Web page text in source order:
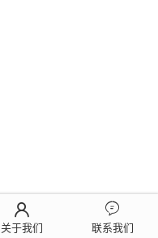
关于我们 联系我们